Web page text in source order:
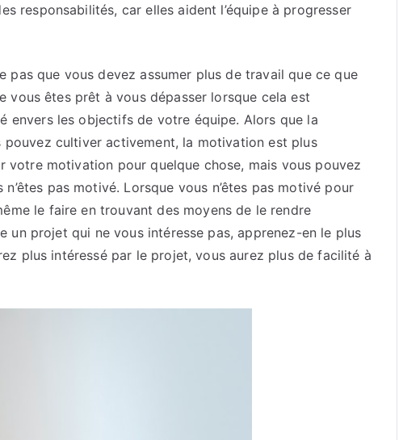
responsabilités, car elles aident l’équipe à progresser
pas que vous devez assumer plus de travail que ce que
vous êtes prêt à vous dépasser lorsque cela est
envers les objectifs de votre équipe. Alors que la
cultiver activement, la motivation est plus
votre motivation pour quelque chose, mais vous pouvez
pas motivé. Lorsque vous n’êtes pas motivé pour
le faire en trouvant des moyens de le rendre
un projet qui ne vous intéresse pas, apprenez-en le plus
plus intéressé par le projet, vous aurez plus de facilité à